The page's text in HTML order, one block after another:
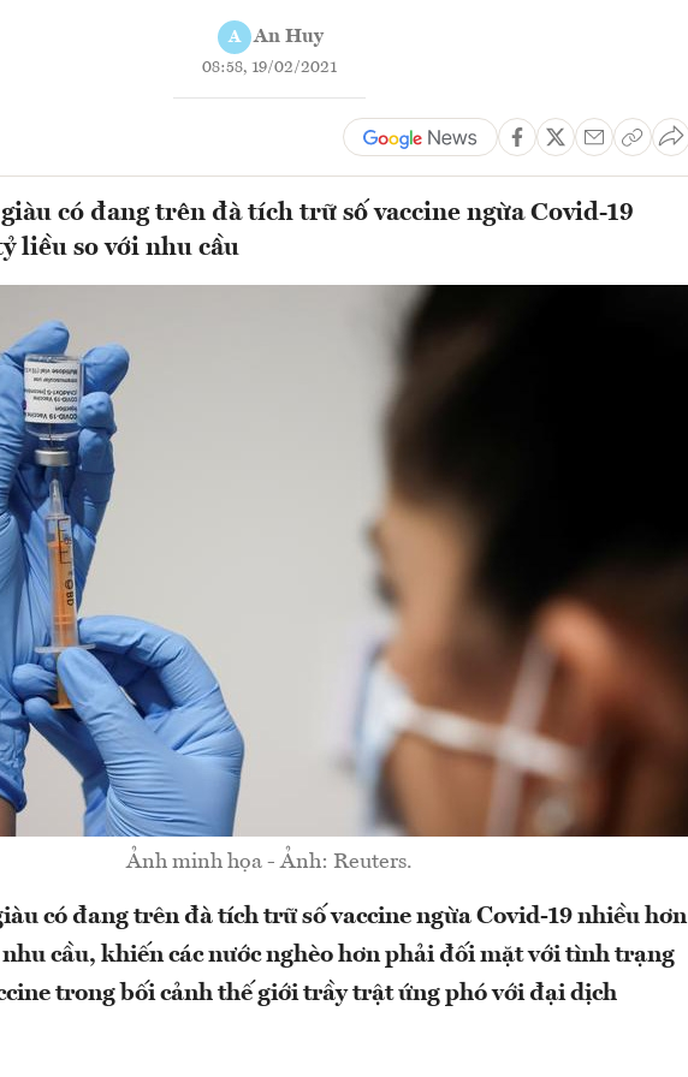
A An Huy
08:58, 19/02/2021
có đang trên đà tích trữ số vaccine ngừa Covid-19
liều so với nhu cầu
Ảnh minh họa - Ảnh: Reuters.
có đang trên đà tích trữ số vaccine ngừa Covid-19 nhiều hơn
nhu cầu, khiến các nước nghèo hơn phải đối mặt với tình trạng
trong bối cảnh thế giới trầy trật ứng phó với đại dịch